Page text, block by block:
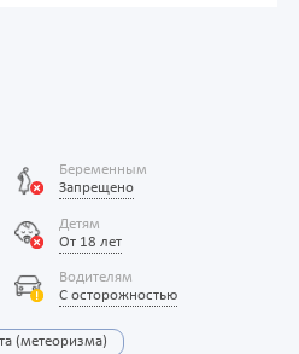
Беременным
Запрещено
Детям
От 18 лет
Водителям
С осторожностью
(метеоризма)